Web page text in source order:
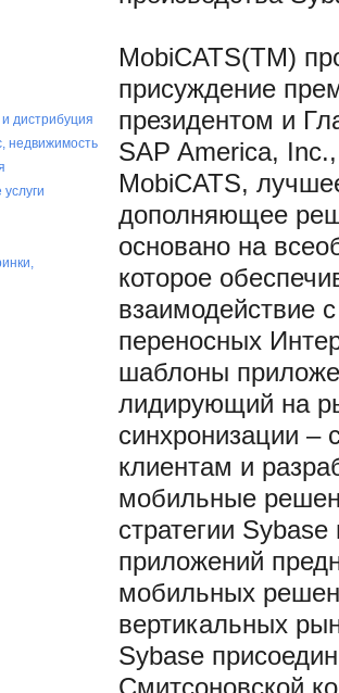
дистрибуция
недвижимость
MobiCATS(TM)
присуждение
президентом и
SAP America,
MobiCATS,
дополняющее
основано на
которое
взаимодействие
переносных
шаблоны
лидирующий на
синхронизации –
клиентам и
мобильные
стратегии
приложений
мобильных
вертикальных
Sybase